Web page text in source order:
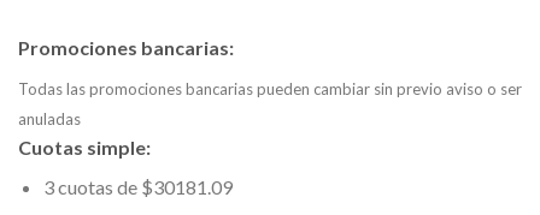
Promociones bancarias:
Todas las promociones bancarias pueden cambiar sin previo aviso o ser
anuladas
Cuotas simple:
3 cuotas de $30181.09